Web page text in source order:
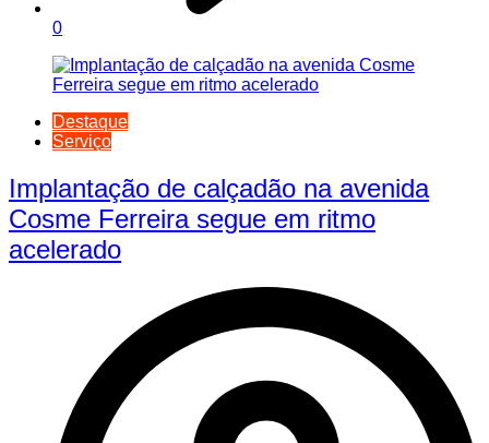
0
Destaque
Serviço
Implantação de calçadão na avenida
Cosme Ferreira segue em ritmo
acelerado